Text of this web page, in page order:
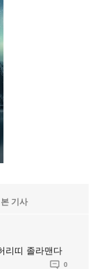
기사
리띠 졸라맨다
0